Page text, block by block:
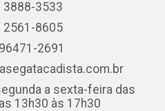
3888-3533
2561-8605
2691
a sexta-feira das
13h30 às 17h30